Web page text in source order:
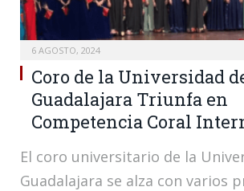
6 AGOSTO, 2024
Coro de la Universidad
Guadalajara Triunfa en
Competencia Coral
El coro universitario de la
Guadalajara se alza con varios